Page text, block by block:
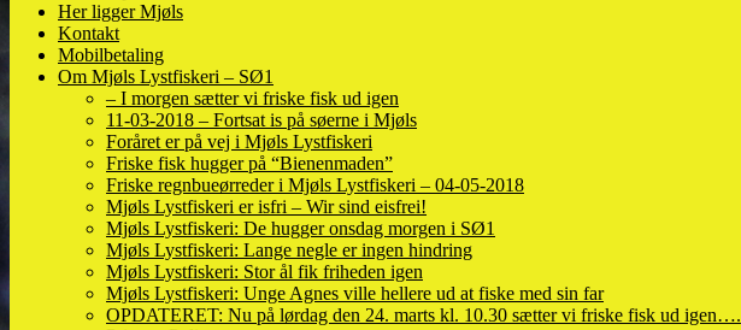
Her ligger Mjøls
Kontakt
Mobilbetaling
Om Mjøls Lystfiskeri – SØ1
– I morgen sætter vi friske fisk ud igen
11-03-2018 – Fortsat is på søerne i Mjøls
Foråret er på vej i Mjøls Lystfiskeri
Friske fisk hugger på “Bienenmaden”
Friske regnbueørreder i Mjøls Lystfiskeri – 04-05-2018
Mjøls Lystfiskeri er isfri – Wir sind eisfrei!
Mjøls Lystfiskeri: De hugger onsdag morgen i SØ1
Mjøls Lystfiskeri: Lange negle er ingen hindring
Mjøls Lystfiskeri: Stor ål fik friheden igen
Mjøls Lystfiskeri: Unge Agnes ville hellere ud at fiske med sin far
OPDATERET: Nu på lørdag den 24. marts kl. 10.30 sætter vi friske fisk ud igen….